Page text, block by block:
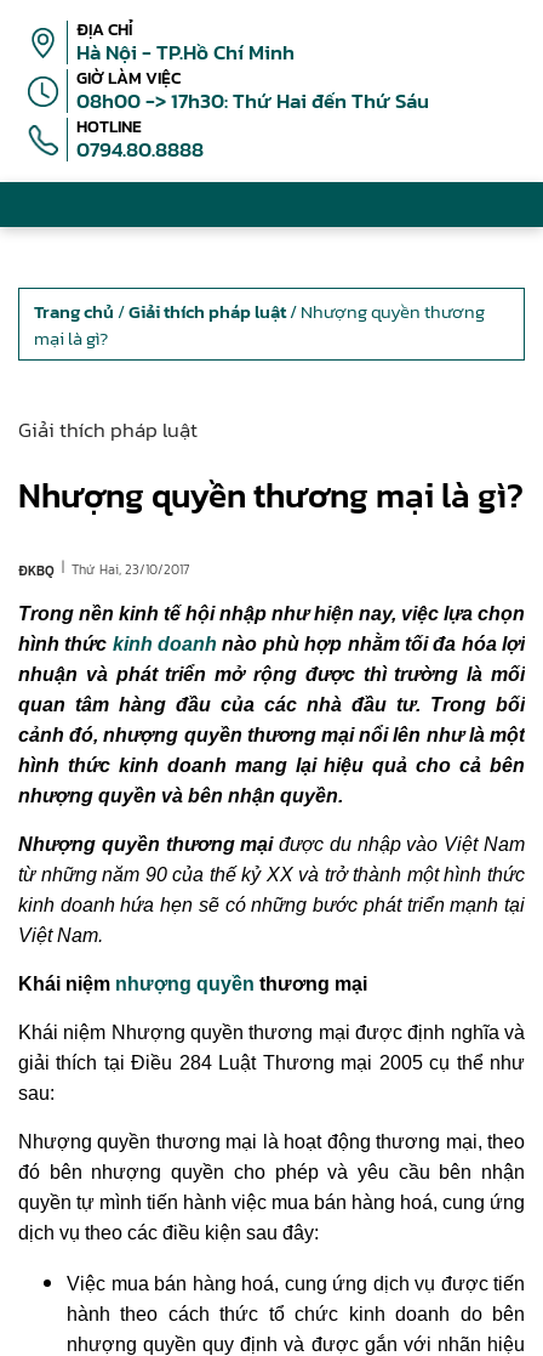
ĐỊA CHỈ
Hà Nội - TP.Hồ Chí Minh
GIỜ LÀM VIỆC
08h00 -> 17h30: Thứ Hai đến Thứ Sáu
HOTLINE
0794.80.8888
Trang chủ /Giải thích pháp luật/ Nhượng quyền thương
mại là gì?
Giải thích pháp luật
Nhượng quyền thương mại là gì?
ĐKBQ | Thứ Hai, 23/10/2017
Trong nền kinh tế hội nhập như hiện nay, việc lựa chọn
hình thức kinh doanh nào phù hợp nhằm tối đa hóa lợi
nhuận và phát triển mở rộng được thì trường là mối
quan tâm hàng đầu của các nhà đầu tư. Trong bối
cảnh đó,nhượng quyền thương mạinổi lên như là một
hình thức kinh doanh mang lại hiệu quả cho cả bên
nhượng quyền và bên nhận quyền.
Nhượng quyền thương mạiđược du nhập vào Việt Nam
từ những năm 90 của thế kỷ XX và trở thành một hình thức
kinh doanh hứa hẹn sẽ có những bước phát triển mạnh tại
Việt Nam.
Khái niệm nhượng quyền thương mại
Khái niệm Nhượng quyền thương mại được định nghĩa và
giải thích tại Điều 284 Luật Thương mại 2005 cụ thể như
sau:
Nhượng quyền thương mại là hoạt động thương mại, theo
đó bên nhượng quyền cho phép và yêu cầu bên nhận
quyền tự mình tiến hành việc mua bán hàng hoá, cung ứng
dịch vụ theo các điều kiện sau đây:
Việc mua bán hàng hoá, cung ứng dịch vụ được tiến
hành theo cách thức tổ chức kinh doanh do bên
nhượng quyền quy định và được gắn với nhãn hiệu